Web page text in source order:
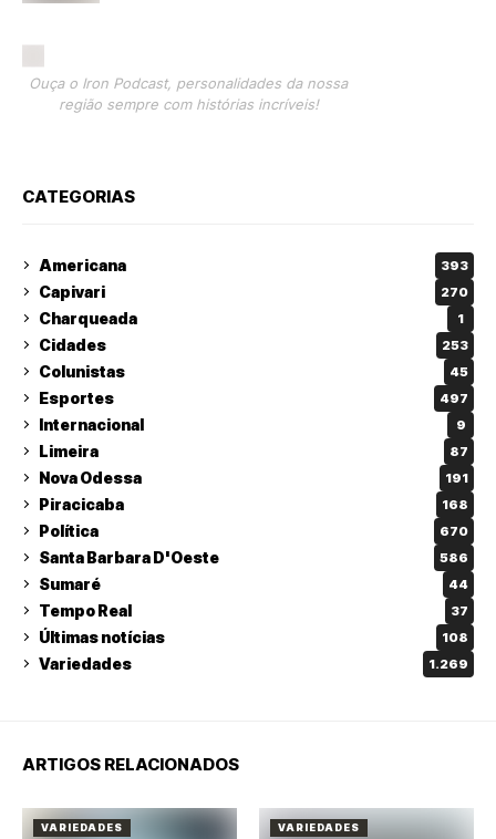
Ouça o Iron Podcast, personalidades da nossa
região sempre com histórias incríveis!
CATEGORIAS
Americana 393
Capivari 270
Charqueada 1
Cidades 253
Colunistas 45
Esportes 497
Internacional 9
Limeira 87
Nova Odessa 191
Piracicaba 168
Política 670
Santa Barbara D'Oeste 586
Sumaré 44
Tempo Real 37
Últimas notícias 108
Variedades 1.269
ARTIGOS RELACIONADOS
VARIEDADES VARIEDADES